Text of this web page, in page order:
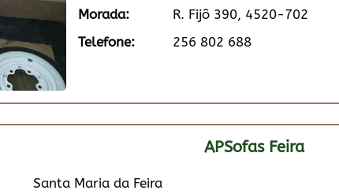
Morada:
R. Fijô 390, 4520-702
Telefone:
256 802 688
APSofas Feira
Santa Maria da Feira